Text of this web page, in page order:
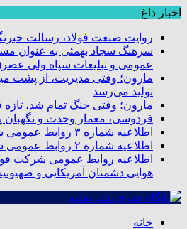
اخبار داغ
روایت صنعت فولاد،‌ رسالت
سرهنگ سجاد بهمئی به عنوان
عمومی و تبلیغات سپاه ولی
مارون؛ وقتی مدیریت، از پشت
تولید می‌رسد
مارون؛ وقتی جنگ تمام شد،
فردوسی، معمار وحدت و نگهبان
اطلاعیه شماره ۳ روابط عمومی شرکت فولاد خوزستان
اطلاعیه شماره ۲ روابط عمومی شرکت فولاد خوزستان
اطلاعیه روابط عمومی شرکت
هوایی دشمنان آمریکایی و
خانه